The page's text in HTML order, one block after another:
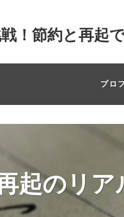
！節約と再起
プロ
起のリ